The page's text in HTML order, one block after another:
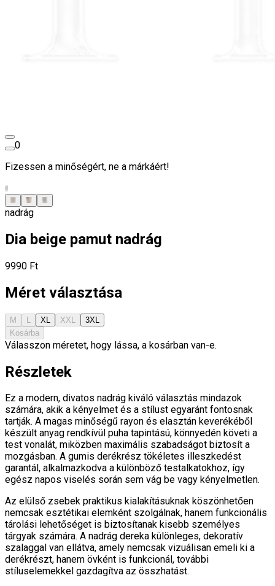
0
Fizessen a minőségért, ne a márkáért!
nadrág
Dia beige pamut nadrág
9990 Ft
Méret választása
M L XL XXL
3XL
Kosárba
Válasszon méretet, hogy lássa, a kosárban van-e.
Részletek
Ez a modern, divatos nadrág kiváló választás mindazok
számára, akik a kényelmet és a stílust egyaránt fontosnak
tartják. A magas minőségű rayon és elasztán keverékéből
készült anyag rendkívül puha tapintású, könnyedén követi a
test vonalát, miközben maximális szabadságot biztosít a
mozgásban. A gumis derékrész tökéletes illeszkedést
garantál, alkalmazkodva a különböző testalkatokhoz, így
egész napos viselés során sem vág be vagy kényelmetlen.
Az elülső zsebek praktikus kialakításuknak köszönhetően
nemcsak esztétikai elemként szolgálnak, hanem funkcionális
tárolási lehetőséget is biztosítanak kisebb személyes
tárgyak számára. A nadrág dereka különleges, dekoratív
szalaggal van ellátva, amely nemcsak vizuálisan emeli ki a
derékrészt, hanem övként is funkcionál, további
stíluselemekkel gazdagítva az összhatást.